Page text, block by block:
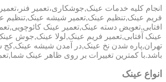
انجام کلیه خدمات عینک,جوشکاری،تعمیر
فریم عینک,تنظیم عینک,تعمیر شیشه عینک,تنظیم
افتابی,تعویض دسته عینک,تعمیر عینک
عینک آفتابی,تعمیر فریم عینک,لولا عینک,جوش
تهران,پاره شدن نخ عینک,در آمدن شیشه
باشد.با کمترین تغییرات بر روی ظاهر عینک
انواع عینک